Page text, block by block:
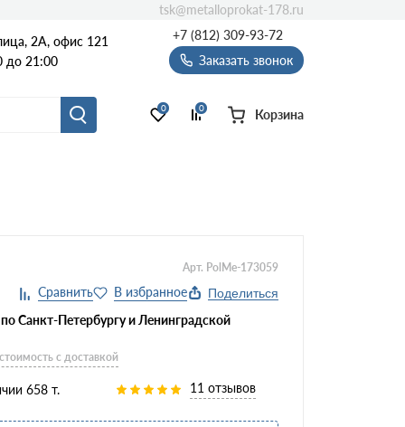
2А, офис 121
до 21:00
+7 (812) 309-93-72
Заказать звонок
0 0 Корзина
tsk@metalloprokat-178.ru
Арт. PolMe-173059
Поделиться
Санкт-Петербургу и Ленинградской
с доставкой
658 т. 11 отзывов